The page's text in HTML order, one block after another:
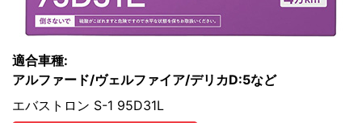
適合車種:
アルファード/ヴェルファイア/デリカD:5など
エバストロン S-1 95D31L